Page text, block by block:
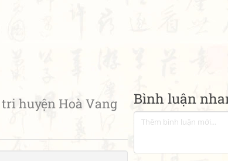
Bình luận
tri huyện Hoà Vang